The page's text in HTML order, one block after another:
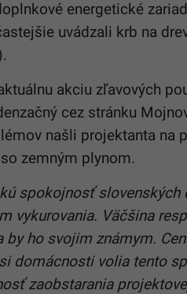
energetické
uvádzali krb na
akciu zľavových
cez stránku
našli projektanta na
zemným plynom.
spokojnosť
vykurovania. Väčšina
ho svojim známym.
domácnosti volia tento
zaobstarania